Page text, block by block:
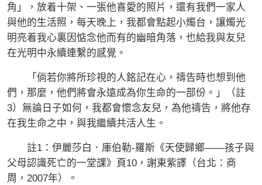
角」，放着十架、一張他喜愛的照片，還有我們一家人
與他的生活照，每天晚上，我都會點起小燭台，讓燭光
明亮着我心裏因惦念他而有的幽暗角落，也給我與友兒
在光明中永續連繫的感覺。
「倘若你將所珍視的人銘記在心，禱告時也想到他
們，那麼，他們將會永遠成為你生命的一部份。」（註
3）無論日子如何，我都會懷念友兒，為他禱告，將他存
在我生命之中，與我繼續共活人生。
註1：伊麗莎白．庫伯勒-羅斯《天使歸鄉——孩子與
父母認識死亡的一堂課》頁10，謝東紫譯（台北：商
周，2007年）。